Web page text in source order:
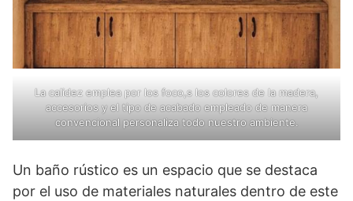
La calidez emplea por los foco,s los colores de la madera,
accesorios y el tipo de acabado empleado de manera
convencional personaliza todo nuestro ambiente.
Un baño rústico es un espacio que se destaca
por el uso de materiales naturales dentro de este